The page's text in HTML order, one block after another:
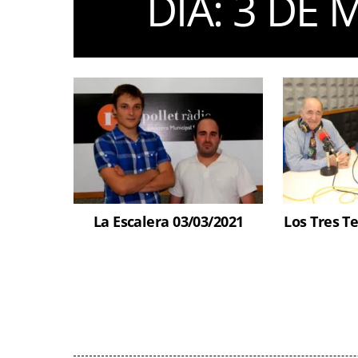
La Escalera 03/03/2021 Los Tres